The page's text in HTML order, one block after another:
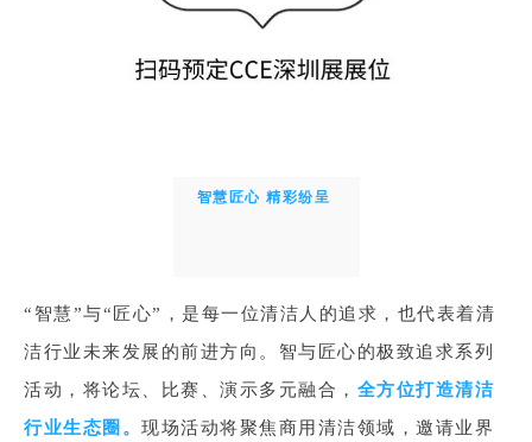
智慧匠心 精彩纷呈
“智慧”与“匠心”，是每一位清洁人的追求，也代表着清
洁行业未来发展的前进方向。智与匠心的极致追求系列
活动，将论坛、比赛、演示多元融合， 全方位打造清洁
行业生态圈。 现场活动将聚焦商用清洁领域，邀请业界